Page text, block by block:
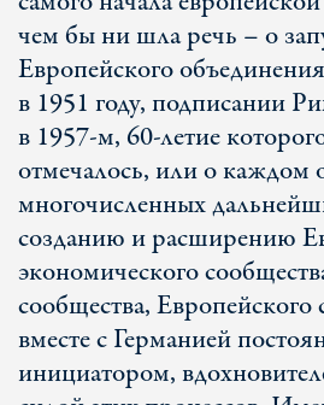
чем бы ни шла речь – о
Европейского
в 1951 году, подписании
в 1957-м, 60-летие
отмечалось, или о каждом
многочисленных
созданию и расширению
экономического
сообщества,
вместе с Германией
инициатором,